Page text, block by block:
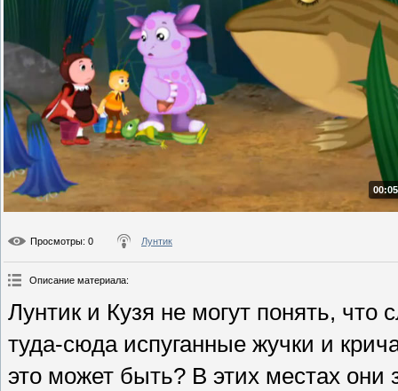
Просмотры: 0 Лунтик
Описание материала:
Лунтик и Кузя не могут понять,
туда-сюда испуганные жучки и
это может быть? В этих местах